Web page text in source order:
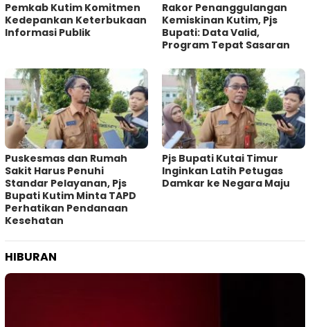
Pemkab Kutim Komitmen
Kedepankan Keterbukaan
Informasi Publik
Rakor Penanggulangan
Kemiskinan Kutim, Pjs
Bupati: Data Valid,
Program Tepat Sasaran
Puskesmas dan Rumah
Sakit Harus Penuhi
Standar Pelayanan, Pjs
Bupati Kutim Minta TAPD
Perhatikan Pendanaan
Kesehatan
Pjs Bupati Kutai Timur
Inginkan Latih Petugas
Damkar ke Negara Maju
HIBURAN